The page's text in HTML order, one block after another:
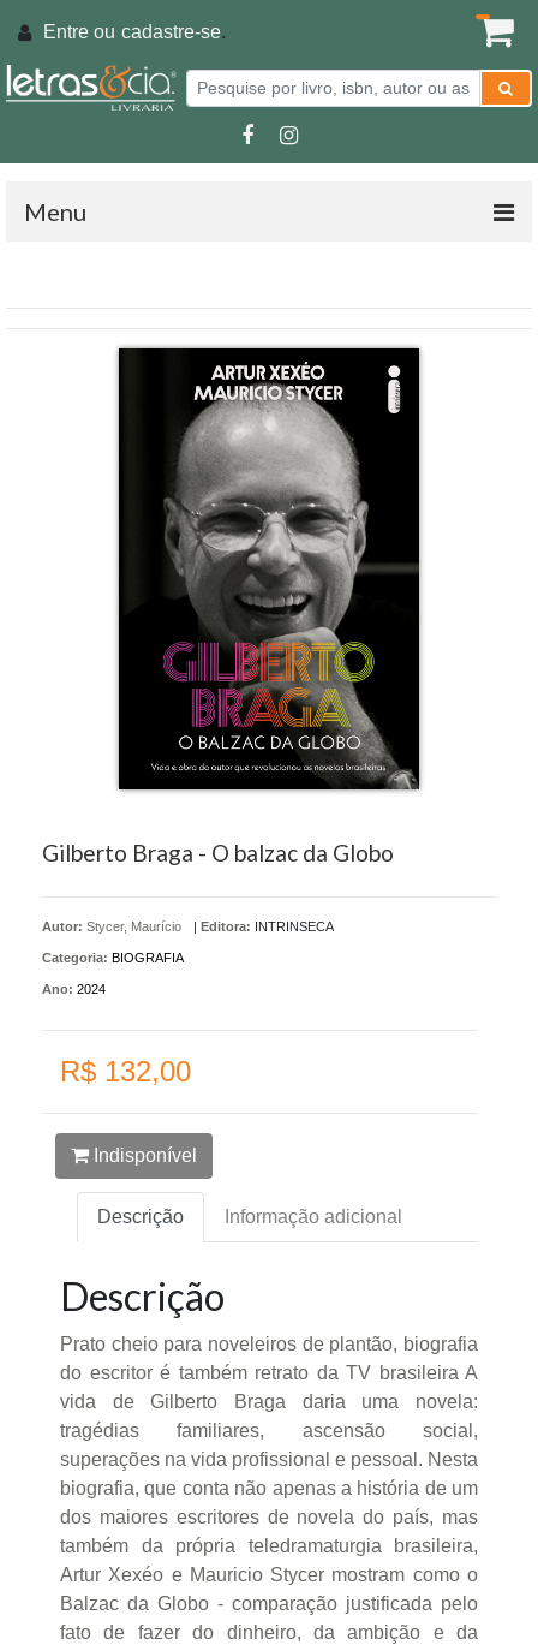
Entre ou cadastre-se.
Menu
Gilberto Braga - O balzac da Globo
Autor: Stycer, Maurício | Editora: INTRINSECA
Categoria: BIOGRAFIA
Ano: 2024
R$ 132,00
Indisponível
Descrição Informação adicional
Descrição
Prato cheio para noveleiros de plantão, biografia
do escritor é também retrato da TV brasileira A
vida de Gilberto Braga daria uma novela:
tragédias familiares, ascensão social,
superações na vida profissional e pessoal. Nesta
biografia, que conta não apenas a história de um
dos maiores escritores de novela do país, mas
também da própria teledramaturgia brasileira,
Artur Xexéo e Mauricio Stycer mostram como o
Balzac da Globo - comparação justificada pelo
fato de fazer do dinheiro, da ambição e da